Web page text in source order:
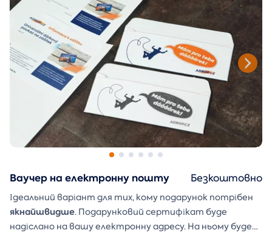
Ваучер на електронну пошту
Ідеальний варіант для тих, кому подарунок потрібен
якнайшвидше. Подарунковий сертифікат буде
надіслано на вашу електронну адресу. На ньому буде
Безкоштовно